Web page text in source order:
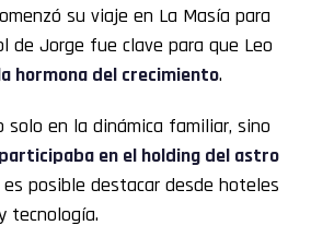
su viaje en La Masía para
de Jorge fue clave para que Leo
hormona del crecimiento.
solo en la dinámica familiar, sino
en el holding del astro
posible destacar desde hoteles
tecnología.